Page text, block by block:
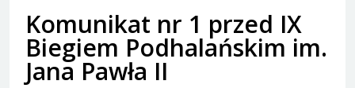
Komunikat nr 1 przed IX
Biegiem Podhalańskim im.
Jana Pawła II